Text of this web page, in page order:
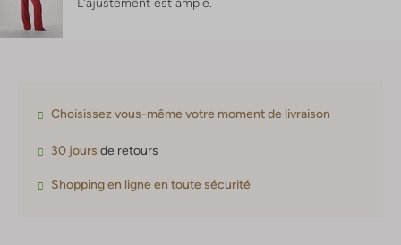
Choisissez vous-même votre moment de livraison
30 jours de retours
Shopping en ligne en toute sécurité